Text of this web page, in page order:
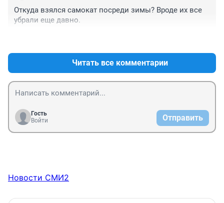
Откуда взялся самокат посреди зимы? Вроде их все
убрали еще давно.
Читать все комментарии
Гость
Войти
Отправить
Новости СМИ2